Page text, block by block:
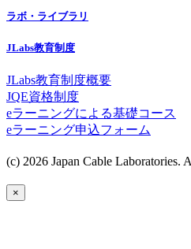
ラボ・ライブラリ
JLabs教育制度
JLabs教育制度概要
JQE資格制度
eラーニングによる基礎コース
eラーニング申込フォーム
(c) 2026 Japan Cable Laboratories.
×